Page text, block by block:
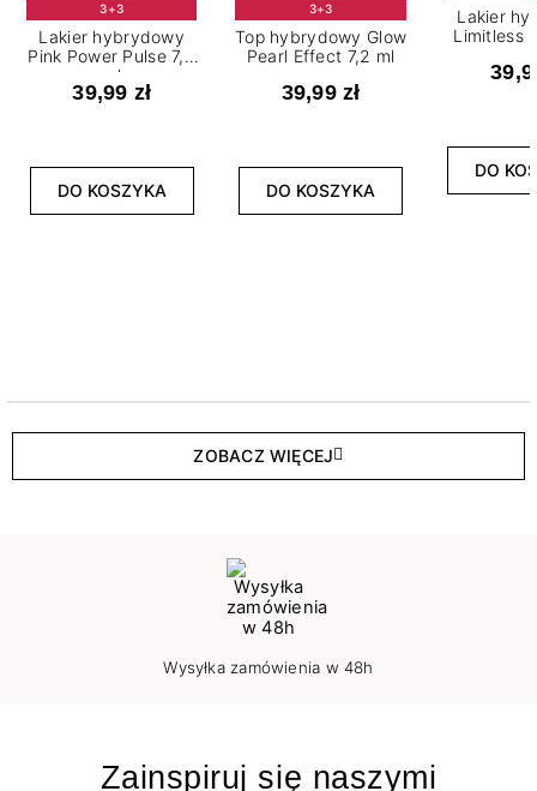
3+3
Lakier hybrydowy
Pink Power Pulse 7,2
ml
39,99 zł
DO KOSZYKA
3+3
Top hybrydowy Glow
Pearl Effect 7,2 ml
39,99 zł
DO KOSZYKA
Lakier
Limitless
DO
ZOBACZ WIĘCEJ
Wysyłka zamówienia w 48h
Zainspiruj się naszymi